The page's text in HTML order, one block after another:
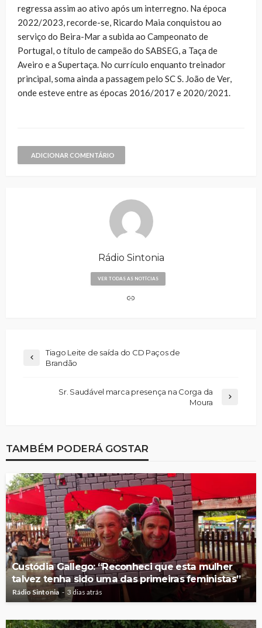
regressa assim ao ativo após um interregno. Na época
2022/2023, recorde-se, Ricardo Maia conquistou ao
serviço do Beira-Mar a subida ao Campeonato de
Portugal, o título de campeão do SABSEG, a Taça de
Aveiro e a Supertaça. No currículo enquanto treinador
principal, soma ainda a passagem pelo SC S. João de Ver,
onde esteve entre as épocas 2016/2017 e 2020/2021.
ADICIONAR COMENTÁRIO
Rádio Sintonia
VER TODAS AS NOTÍCIAS
Tiago Leite de saída do CD Paços de
Brandão
Sr. Saudável marca presença na Corga da
Moura
TAMBÉM PODERÁ GOSTAR
Custódia Gallego: “Reconheci que esta mulher
talvez tenha sido uma das primeiras feministas”
Rádio Sintonia 3 dias atrás